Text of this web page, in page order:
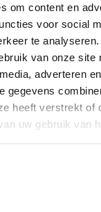
om content en
voor social
te
van onze site
adverteren
gegevens
heeft verstrekt of
uw gebruik van
SEARWOOD
RECEPT